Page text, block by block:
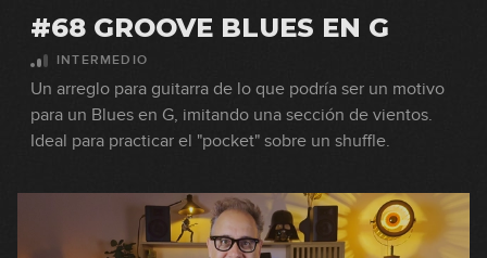
#68 GROOVE BLUES EN G
INTERMEDIO
Un arreglo para guitarra de lo que podría ser un motivo
para un Blues en G, imitando una sección de vientos.
Ideal para practicar el "pocket" sobre un shuffle.